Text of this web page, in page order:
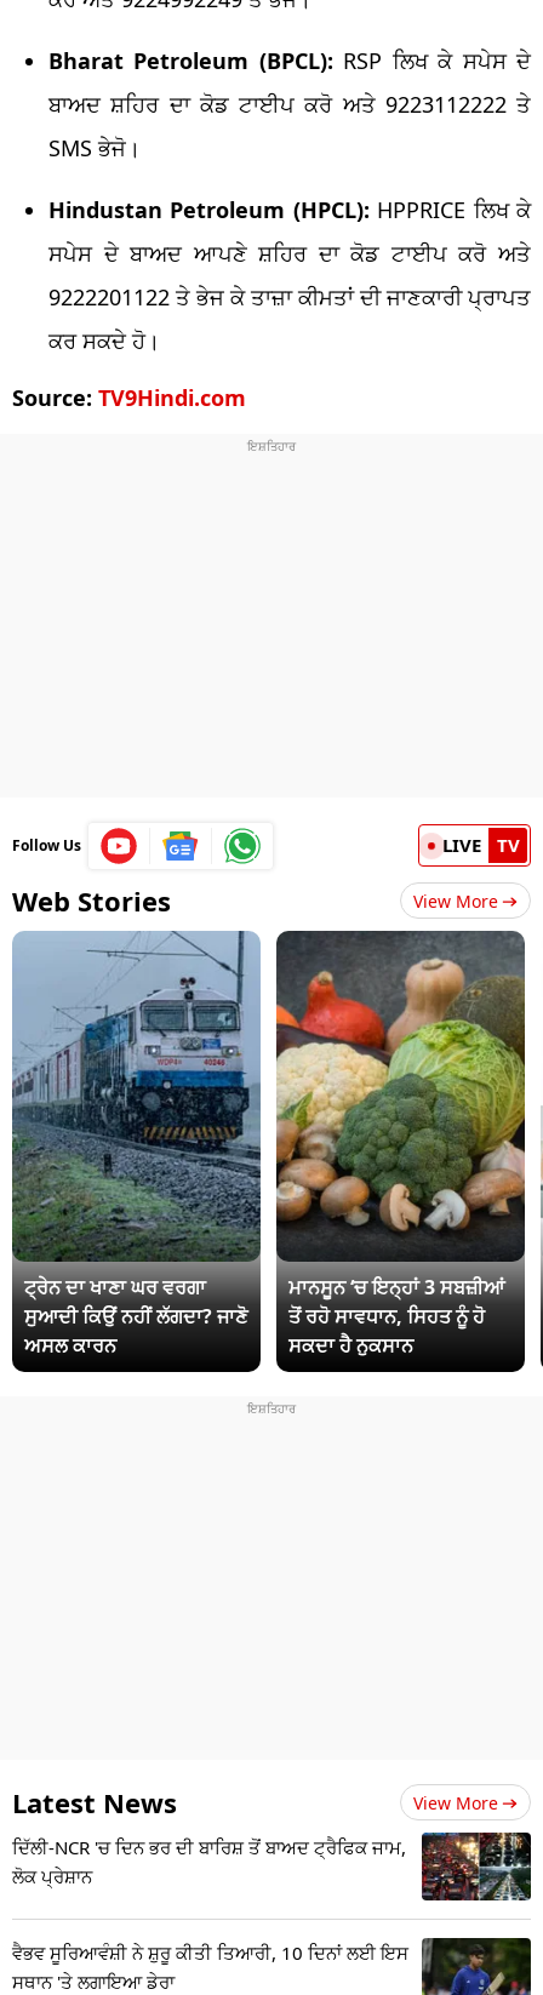
Bharat Petroleum (BPCL): RSP ਲਿਖ ਕੇ ਸਪੇਸ ਦੇ
ਬਾਅਦ ਸ਼ਹਿਰ ਦਾ ਕੋਡ ਟਾਈਪ ਕਰੋ ਅਤੇ 9223112222 ਤੇ
SMS ਭੇਜੋ।
Hindustan Petroleum (HPCL): HPPRICE ਲਿਖ ਕੇ
ਸਪੇਸ ਦੇ ਬਾਅਦ ਆਪਣੇ ਸ਼ਹਿਰ ਦਾ ਕੋਡ ਟਾਈਪ ਕਰੋ ਅਤੇ
9222201122 ਤੇ ਭੇਜ ਕੇ ਤਾਜ਼ਾ ਕੀਮਤਾਂ ਦੀ ਜਾਣਕਾਰੀ ਪ੍ਰਾਪਤ
ਕਰ ਸਕਦੇ ਹੋ।
Source: TV9Hindi.com
Follow Us LIVE TV
Web Stories View More
ਟ੍ਰੇਨ ਦਾ ਖਾਣਾ ਘਰ ਵਰਗਾ
ਸੁਆਦੀ ਕਿਉਂ ਨਹੀਂ ਲੱਗਦਾ? ਜਾਣੋ
ਅਸਲ ਕਾਰਨ
ਮਾਨਸੂਨ ‘ਚ ਇਨ੍ਹਾਂ 3 ਸਬਜ਼ੀਆਂ
ਤੋਂ ਰਹੋ ਸਾਵਧਾਨ, ਸਿਹਤ ਨੂੰ ਹੋ
ਸਕਦਾ ਹੈ ਨੁਕਸਾਨ
Latest News View More
ਦਿੱਲੀ-NCR 'ਚ ਦਿਨ ਭਰ ਦੀ ਬਾਰਿਸ਼ ਤੋਂ ਬਾਅਦ ਟ੍ਰੈਫਿਕ ਜਾਮ,
ਲੋਕ ਪ੍ਰੇਸ਼ਾਨ
ਵੈਭਵ ਸੂਰਿਆਵੰਸ਼ੀ ਨੇ ਸ਼ੁਰੂ ਕੀਤੀ ਤਿਆਰੀ, 10 ਦਿਨਾਂ ਲਈ ਇਸ
ਸਥਾਨ 'ਤੇ ਲਗਾਇਆ ਡੇਰਾ